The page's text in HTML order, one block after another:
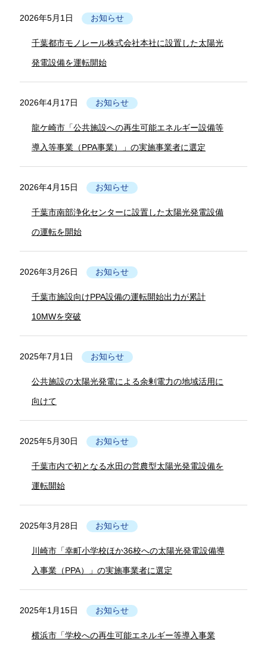
2026年5月1日 お知らせ
千葉都市モノレール株式会社本社に設置した太陽光
発電設備を運転開始
2026年4月17日 お知らせ
龍ケ崎市「公共施設への再生可能エネルギー設備等
導入等事業（PPA事業）」の実施事業者に選定
2026年4月15日 お知らせ
千葉市南部浄化センターに設置した太陽光発電設備
の運転を開始
2026年3月26日 お知らせ
千葉市施設向けPPA設備の運転開始出力が累計
10MWを突破
2025年7月1日 お知らせ
公共施設の太陽光発電による余剰電力の地域活用に
向けて
2025年5月30日 お知らせ
千葉市内で初となる水田の営農型太陽光発電設備を
運転開始
2025年3月28日 お知らせ
川崎市「幸町小学校ほか36校への太陽光発電設備導
入事業（PPA）」の実施事業者に選定
2025年1月15日 お知らせ
横浜市「学校への再生可能エネルギー等導入事業